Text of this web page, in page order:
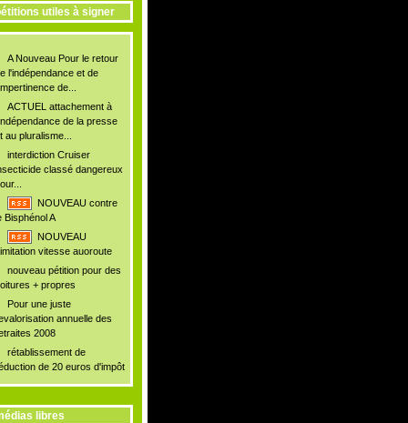
utiles à signer
A Nouveau Pour le retour
l'indépendance et de
de...
ACTUEL attachement à
de la presse
au pluralisme...
interdiction Cruiser
classé dangereux
NOUVEAU contre
Bisphénol A
NOUVEAU
vitesse auoroute
nouveau pétition pour des
+ propres
Pour une juste
annuelle des
2008
rétablissement de
de 20 euros d'impôt
libres